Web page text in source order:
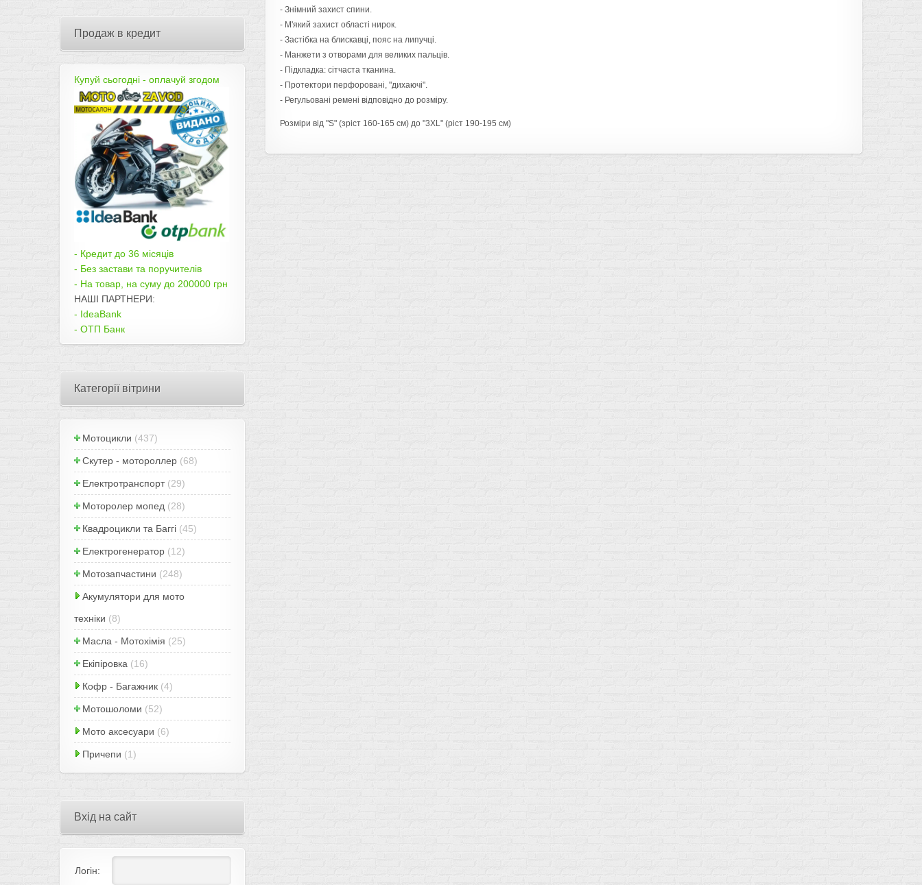
- Знімний захист спини.
- М'який захист області нирок.
- Застібка на блискавці, пояс на липучці.
- Манжети з отворами для великих пальців.
- Підкладка: сітчаста тканина.
- Протектори перфоровані, "дихаючі".
- Регульовані ремені відповідно до розміру.
Розміри від "S" (зріст 160-165 см) до "3XL" (ріст 190-195 см)
Продаж в кредит
Купуй сьогодні - оплачуй згодом
- Кредит до 36 місяців
- Без застави та поручителів
- На товар, на суму до 200000 грн
НАШІ ПАРТНЕРИ:
- IdeaBank
- ОТП Банк
Категорії вітрини
Мотоцикли (437)
Скутер - мотороллер (68)
Електротранспорт (29)
Моторолер мопед (28)
Квадроцикли та Баггі (45)
Електрогенератор (12)
Мотозапчастини (248)
Акумулятори для мото
техніки (8)
Масла - Мотохімія (25)
Екіпіровка (16)
Кофр - Багажник (4)
Мотошоломи (52)
Мото аксесуари (6)
Причепи (1)
Вхід на сайт
Логін: